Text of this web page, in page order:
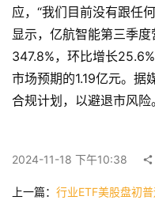
首
页
快
应，“我们目前没有跟任
显示，亿航智能第三季
347.8%，环比增长
市场预期的1.19亿元。据
合规计划，以避退市风险。
2024-11-18 下午10:38
上一篇： 行业ETF美股盘初